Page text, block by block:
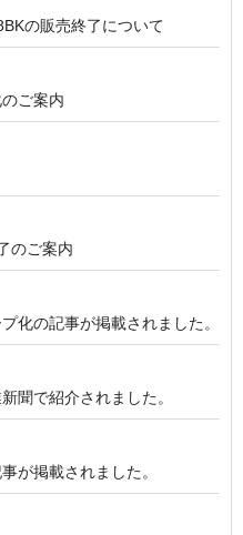
の販売終了について
ご案内
のご案内
化の記事が掲載されました。
聞で紹介されました。
が掲載されました。